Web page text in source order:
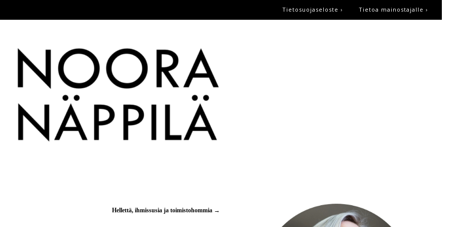
Tietoa mainostajalle ›
Tietosuojaseloste ›
Hellettä, ihmissusia ja toimistohommia →